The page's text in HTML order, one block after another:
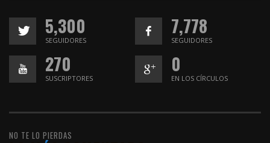
5,300
SEGUIDORES
7,778
SEGUIDORES
270
SUSCRIPTORES
0
EN LOS CÍRCULOS
NO TE LO PIERDAS